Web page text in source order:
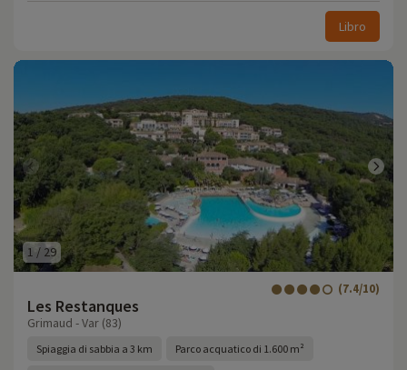
Libro
1 / 29
Les Restanques
(7.4/10)
Grimaud - Var (83)
Spiaggia di sabbia a 3 km Parco acquatico di 1.600 m²